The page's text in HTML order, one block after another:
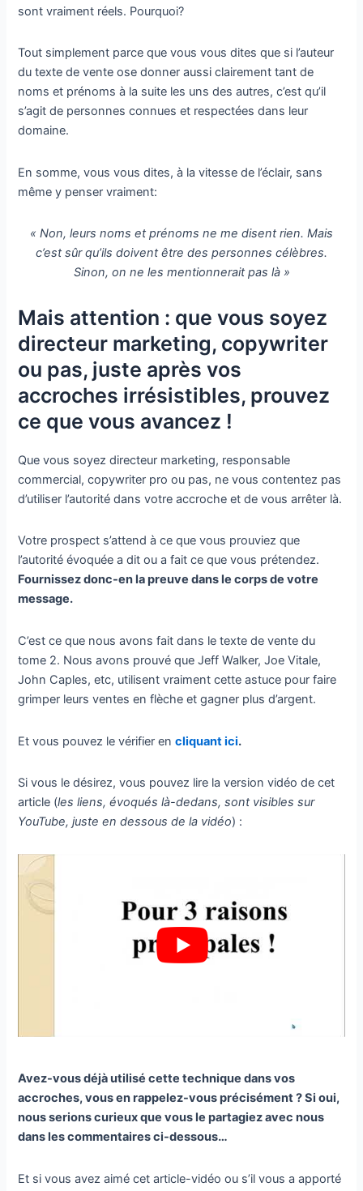
sont vraiment réels. Pourquoi?
Tout simplement parce que vous vous dites que si l’auteur
du texte de vente ose donner aussi clairement tant de
noms et prénoms à la suite les uns des autres, c’est qu’il
s’agit de personnes connues et respectées dans leur
domaine.
En somme, vous vous dites, à la vitesse de l’éclair, sans
même y penser vraiment:
« Non, leurs noms et prénoms ne me disent rien. Mais
c’est sûr qu’ils doivent être des personnes célèbres.
Sinon, on ne les mentionnerait pas là »
Mais attention : que vous soyez
directeur marketing, copywriter
ou pas, juste après vos
accroches irrésistibles, prouvez
ce que vous avancez !
Que vous soyez directeur marketing, responsable
commercial, copywriter pro ou pas, ne vous contentez pas
d’utiliser l’autorité dans votre accroche et de vous arrêter là.
Votre prospect s’attend à ce que vous prouviez que
l’autorité évoquée a dit ou a fait ce que vous prétendez.
Fournissez donc-en la preuve dans le corps de votre
message.
C’est ce que nous avons fait dans le texte de vente du
tome 2. Nous avons prouvé que Jeff Walker, Joe Vitale,
John Caples, etc, utilisent vraiment cette astuce pour faire
grimper leurs ventes en flèche et gagner plus d’argent.
Et vous pouvez le vérifier encliquant ici.
Si vous le désirez, vous pouvez lire la version vidéo de cet
article (les liens, évoqués là-dedans, sont visibles sur
YouTube, juste en dessous de la vidéo) :
Avez-vous déjà utilisé cette technique dans vos
accroches, vous en rappelez-vous précisément ? Si oui,
nous serions curieux que vous le partagiez avec nous
dans les commentaires ci-dessous…
Et si vous avez aimé cet article-vidéo ou s’il vous a apporté